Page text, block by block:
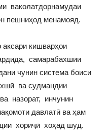
ваколатдорнамудаи
пешниҳод менамояд.
аксари кишварҳои
самарабахшии
чунин система боиси
ва судмандии
назорат, инчунин
давлатӣ ва ҳам
хориҷӣ хоҳад шуд.